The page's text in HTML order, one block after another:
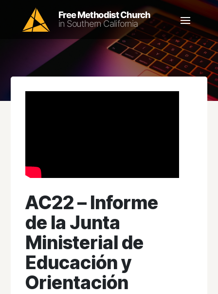
AC22 – Informe
de la Junta
Ministerial de
Educación y
Orientación